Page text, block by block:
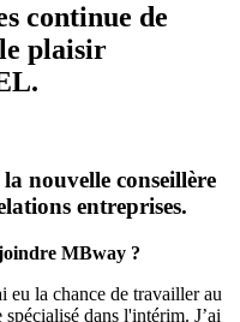
continue de
plaisir
nouvelle conseillère
entreprises.
MBway ?
eu la chance de travailler au
dans l'intérim. J’ai